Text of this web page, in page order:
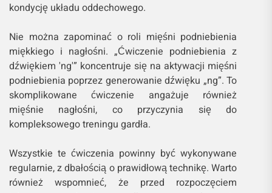
kondycję układu oddechowego.
Nie można zapominać o roli mięśni podniebienia
miękkiego i nagłośni. „Ćwiczenie podniebienia z
dźwiękiem 'ng'” koncentruje się na aktywacji mięśni
podniebienia poprzez generowanie dźwięku „ng”. To
skomplikowane ćwiczenie angażuje również
mięśnie nagłośni, co przyczynia się do
kompleksowego treningu gardła.
Wszystkie te ćwiczenia powinny być wykonywane
regularnie, z dbałością o prawidłową technikę. Warto
również wspomnieć, że przed rozpoczęciem